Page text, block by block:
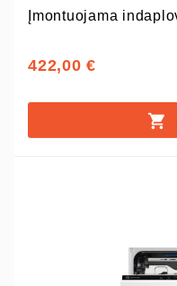
Įmontuojama
422,00 €